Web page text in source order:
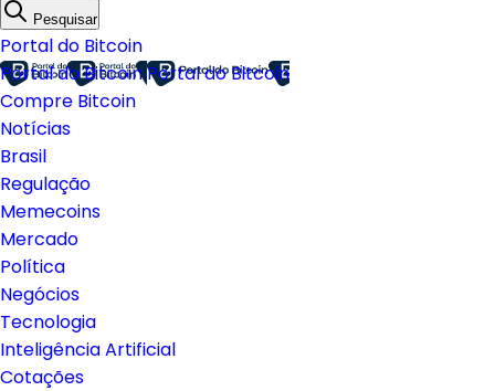
Pesquisar
Portal do Bitcoin
Portal do BitcoinPortal do Bitcoin
Compre Bitcoin
Notícias
Brasil
Regulação
Memecoins
Mercado
Política
Negócios
Tecnologia
Inteligência Artificial
Cotações